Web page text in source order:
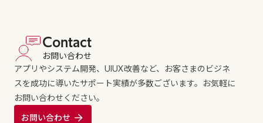
Contact
お問い合わせ
アプリやシステム開発、UIUX改善など、お客さまのビジネ
スを成功に導いたサポート実績が多数ございます。お気軽に
お問い合わせください。
お問い合わせ